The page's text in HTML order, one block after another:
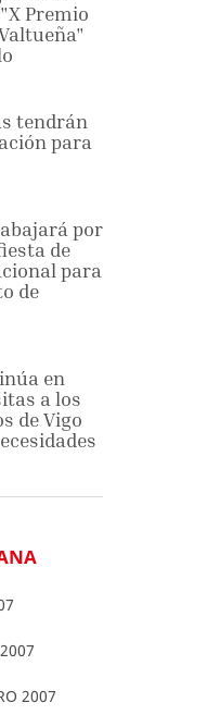
Premio
tendrán
para
por
de
para
de
en
a los
de Vigo
2007
2007